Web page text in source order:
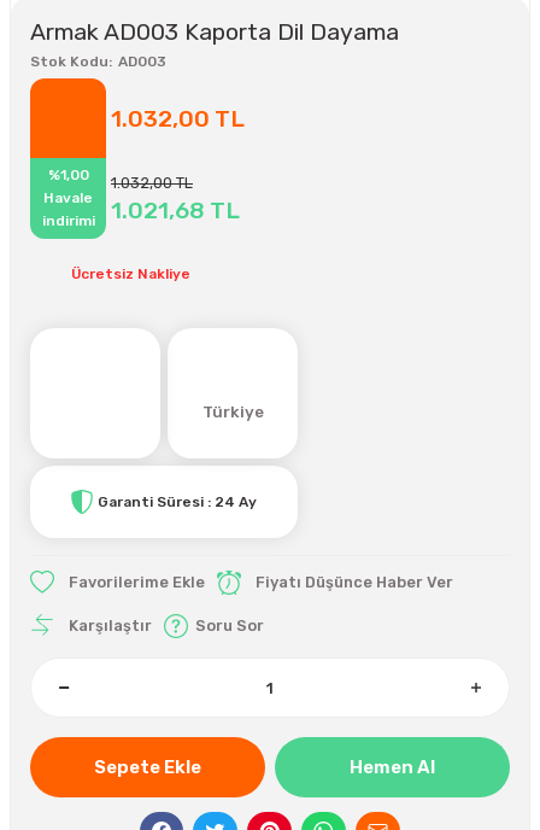
Armak AD003 Kaporta Dil Dayama
Stok Kodu AD003
1.032,00 TL
%1,00
Havale
indirimi
1.032,00 TL
1.021,68 TL
Ücretsiz Nakliye
Türkiye
Garanti Süresi : 24 Ay
Fiyatı Düşünce Haber Ver
Karşılaştır Soru Sor
Sepete Ekle Hemen Al